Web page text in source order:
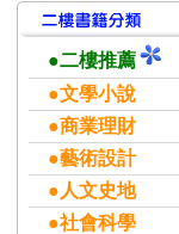
●二樓推薦
●文學小說
●商業理財
●藝術設計
●人文史地
●社會科學